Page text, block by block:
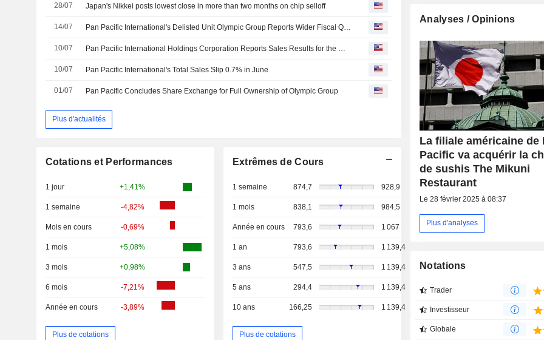
28/07 Japan's Nikkei posts lowest close in more than two months on chip selloff
14/07
10/07
10/07 Pan Pacific International's Total Sales Slip 0.7% in June
01/07 Pan Pacific Concludes Share Exchange for Full Ownership of Olympic Group
Plus d'actualités
Cotations et Performances
1 jour +1,41%
1 semaine -4,82%
Mois en cours -0,69%
1 mois +5,08%
3 mois +0,98%
6 mois -7,21%
Année en cours -3,89%
Plus de cotations
Extrêmes de Cours
1 semaine 874,7 928,9
1 mois 838,1 984,5
Année en cours 793,6 1 067
1 an 793,6 1 139,4
3 ans 547,5 1 139,4
5 ans 294,4 1 139,4
10 ans 166,25 1 139,4
Plus de cotations
Analyses / Opinions
La filiale américaine de
Pacific va acquérir la
de sushis The Mikuni
Restaurant
Le 28 février 2025 à 08:37
Plus d'analyses
Notations
Trader
Investisseur
Globale